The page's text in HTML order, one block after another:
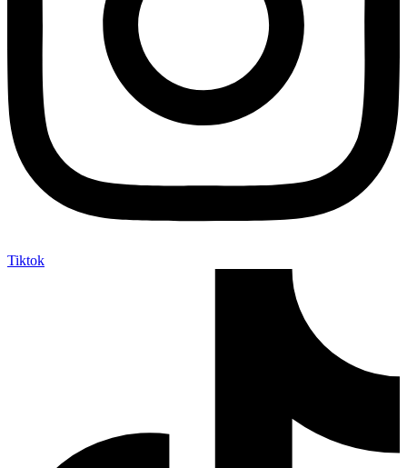
Tiktok